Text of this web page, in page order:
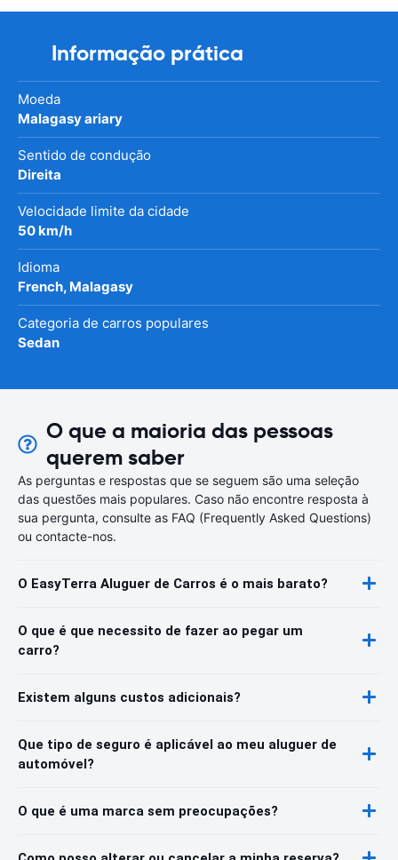
Informação prática
Moeda
Malagasy ariary
Sentido de condução
Direita
Velocidade limite da cidade
50 km/h
Idioma
French, Malagasy
Categoria de carros populares
Sedan
O que a maioria das pessoas
querem saber
As perguntas e respostas que se seguem são uma seleção
das questões mais populares. Caso não encontre resposta à
sua pergunta, consulte as FAQ (Frequently Asked Questions)
ou contacte-nos.
O EasyTerra Aluguer de Carros é o mais barato?
O que é que necessito de fazer ao pegar um
carro?
Existem alguns custos adicionais?
Que tipo de seguro é aplicável ao meu aluguer de
automóvel?
O que é uma marca sem preocupações?